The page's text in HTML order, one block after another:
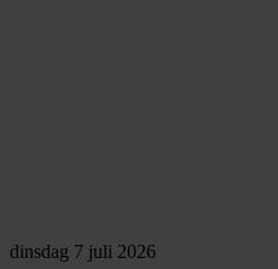
dinsdag 7 juli 2026